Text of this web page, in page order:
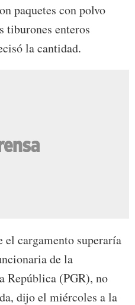
paquetes con polvo
tiburones enteros
la cantidad.
el cargamento superaría
de la
República (PGR), no
dijo el miércoles a la